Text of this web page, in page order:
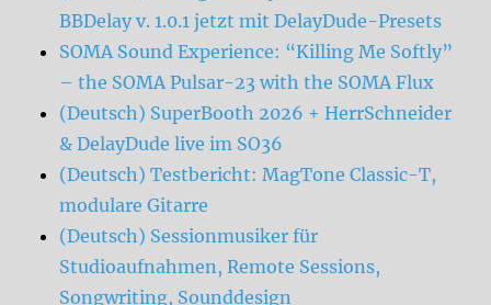
BBDelay v. 1.0.1 jetzt mit DelayDude-Presets
SOMA Sound Experience: “Killing Me Softly”
– the SOMA Pulsar-23 with the SOMA Flux
(Deutsch) SuperBooth 2026 + HerrSchneider
& DelayDude live im SO36
(Deutsch) Testbericht: MagTone Classic-T,
modulare Gitarre
(Deutsch) Sessionmusiker für
Studioaufnahmen, Remote Sessions,
Songwriting, Sounddesign